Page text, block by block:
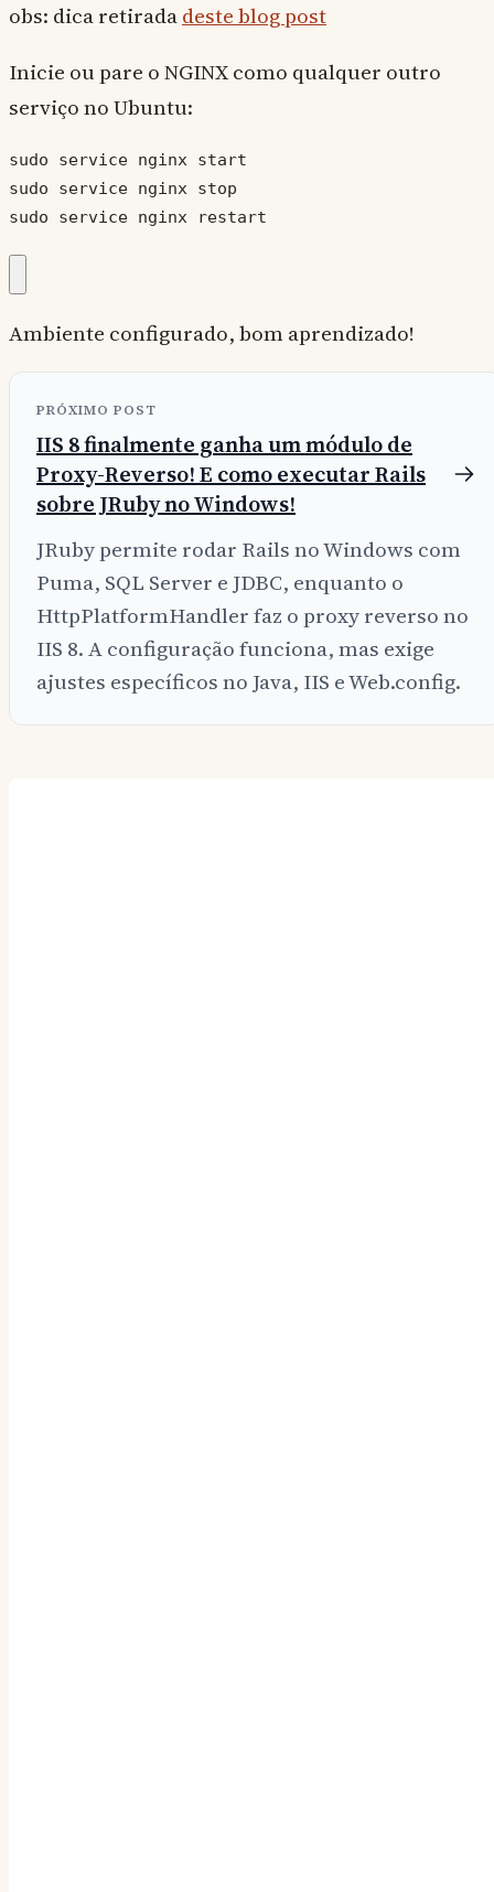
obs: dica retiradadeste blog post
Inicie ou pare o NGINX como qualquer outro
serviço no Ubuntu:
sudo service nginx start
sudo service nginx stop
sudo service nginx restart
Ambiente configurado, bom aprendizado!
PRÓXIMO POST
IIS 8 finalmente ganha um módulo de
Proxy-Reverso! E como executar Rails
sobre JRuby no Windows!
JRuby permite rodar Rails no Windows com
Puma, SQL Server e JDBC, enquanto o
HttpPlatformHandler faz o proxy reverso no
IIS 8. A configuração funciona, mas exige
ajustes específicos no Java, IIS e Web.config.